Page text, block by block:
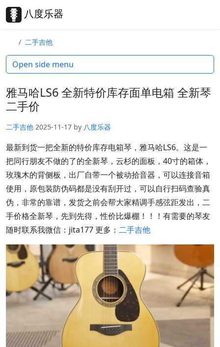
Skip to content
Skip to footer
八度乐器
二手吉他
雅马哈LS6 全新特价库存面单电箱 全新琴
二手价
二手吉他 2025-11-17 by 八度乐器
最新到货一把全新的特价库存电箱琴，雅马哈LS6。这是一
把同行朋友不做的了的全新琴，云杉的面板，40寸的箱体，
玫瑰木的背侧板，出厂自带一个被动拾音器，可以连接音箱
使用，原包装防伪码都是没有刮开过，可以自行扫码查验真
伪，非常的靠谱，发货之前会帮大家精调手感弦距发出，二
手价格全新琴，先到先得，性价比爆棚！！！有需要的琴友
随时联系我微信：jita177 更多： 二手吉他
Open side menu